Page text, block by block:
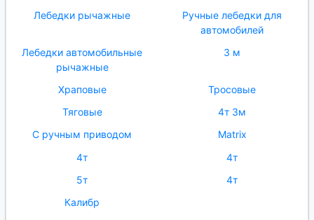
Лебедки рычажные
Ручные лебедки для
автомобилей
Лебедки автомобильные
рычажные
3 м
Храповые
Тросовые
Тяговые
4т 3м
С ручным приводом
Matrix
4т
4т
5т
4т
Калибр